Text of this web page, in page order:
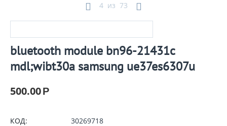
4 из 73
bluetooth module bn96-21431c
mdl;wibt30a samsung ue37es6307u
500.00Р
КОД:
30269718